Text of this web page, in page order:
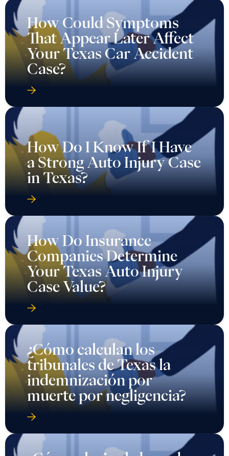
How Could Symptoms
That Appear Later Affect
Your Texas Car Accident
Case?
How Do I Know If I Have
a Strong Auto Injury Case
in Texas?
How Do Insurance
Companies Determine
Your Texas Auto Injury
Case Value?
¿Cómo calculan los
tribunales de Texas la
indemnización por
muerte por negligencia?